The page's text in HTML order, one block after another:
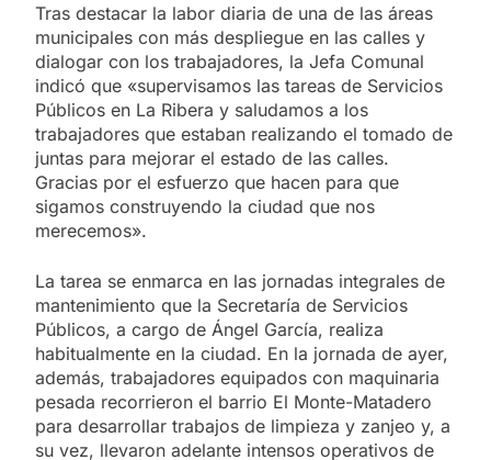
Tras destacar la labor diaria de una de las áreas
municipales con más despliegue en las calles y
dialogar con los trabajadores, la Jefa Comunal
indicó que «supervisamos las tareas de Servicios
Públicos en La Ribera y saludamos a los
trabajadores que estaban realizando el tomado de
juntas para mejorar el estado de las calles.
Gracias por el esfuerzo que hacen para que
sigamos construyendo la ciudad que nos
merecemos».
La tarea se enmarca en las jornadas integrales de
mantenimiento que la Secretaría de Servicios
Públicos, a cargo de Ángel García, realiza
habitualmente en la ciudad. En la jornada de ayer,
además, trabajadores equipados con maquinaria
pesada recorrieron el barrio El Monte-Matadero
para desarrollar trabajos de limpieza y zanjeo y, a
su vez, llevaron adelante intensos operativos de